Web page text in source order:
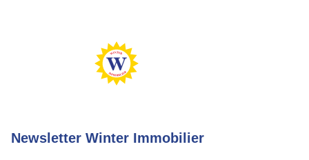
Newsletter Winter Immobilier